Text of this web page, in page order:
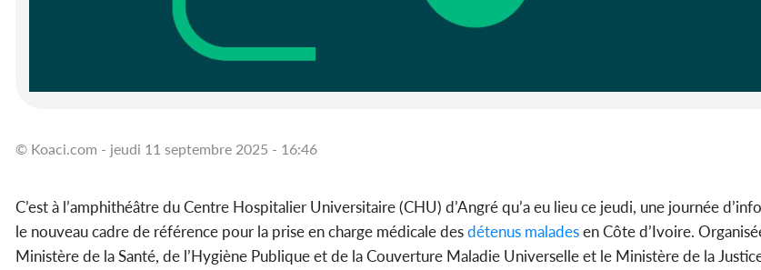
© Koaci.com - jeudi 11 septembre 2025 - 16:46
C’est à l’amphithéâtre du Centre Hospitalier Universitaire (CHU) d’Angré qu’a eu lieu ce jeudi, une journée
le nouveau cadre de référence pour la prise en charge médicale desdétenus maladesen Côte d’Ivoire.
Ministère de la Santé, de l’Hygiène Publique et de la Couverture Maladie Universelle et le Ministère de la